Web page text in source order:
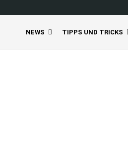
NEWS TIPPS UND TRICKS